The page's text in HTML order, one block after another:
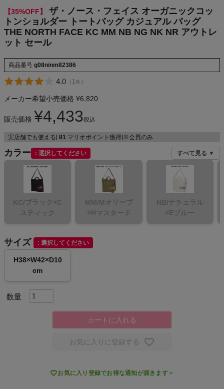
メンズカジュアルウェア
レディースカジュアルウェア
メンズスポーツウェア
レディーススポーツウェア
ヨガ
キャンプ・フェス
通学
【35%OFF】
ザ・ノース・フェイス オーガニックコッ
トンショルダー トートバッグ カジュアル バッグ
THE NORTH FACE KC MM NB NG NK NR アウトレ
ット セール
商品番号 g08ninm82386
4.0 （ 1件 ）
メーカー希望小売価格 ¥6,820
販売価格 ¥4,433税込
実店舗でも使える[ 81 マリオポイント獲得]※会員のみ
カラー 選択してください すべて見る ▼
KC/ブラック×C
スティック
MM/Mオリーブ
×Hマスタード
NB/ナチュラル
×Eブルー
サイズ 選択してください
H38×W42×D10
cm
カートに入れる
お気に入りに登録する
お気に入り登録でお得な通知が届きます